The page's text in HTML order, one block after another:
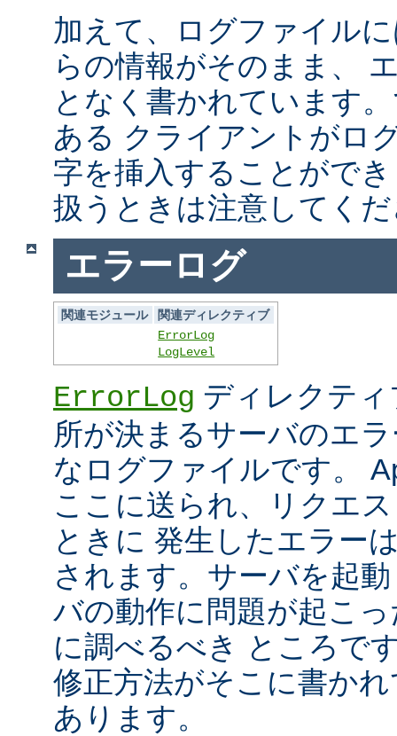
加えて、ログファイル
らの情報がそのまま、
となく書かれています
ある クライアントがロ
字を挿入することがで
扱うときは注意してく
エラーログ
関連モジュール
関連ディレクティブ
ErrorLog
LogLevel
ErrorLog ディレクテ
所が決まるサーバのエ
なログファイルです。
ここに送られ、リクエ
ときに 発生したエラー
されます。サーバを起
バの動作に問題が起こ
に調べるべき ところで
修正方法がそこに書か
あります。